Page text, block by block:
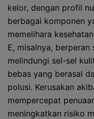
kelor, dengan profil
berbagai komponen
memelihara
E, misalnya,
melindungi sel-sel
bebas yang berasal
polusi. Kerusakan
mempercepat
meningkatkan risiko